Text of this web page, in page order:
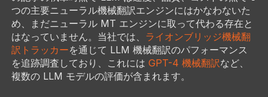
つの主要ニューラル機械翻訳エンジンにはかなわないた
め、まだニューラル MT エンジンに取って代わる存在と
はなっていません。当社では、 ライオンブリッジ機械翻
訳トラッカーを通じて LLM 機械翻訳のパフォーマンス
を追跡調査しており、これには GPT-4 機械翻訳など、
複数の LLM モデルの評価が含まれます。